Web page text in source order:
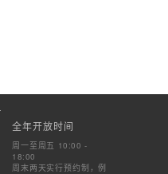
全年开放时间
周一至周五 10:00 -
18:00
周末两天实行预约制，例